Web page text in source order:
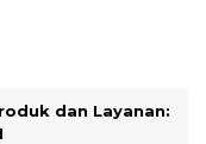
dan Layanan: